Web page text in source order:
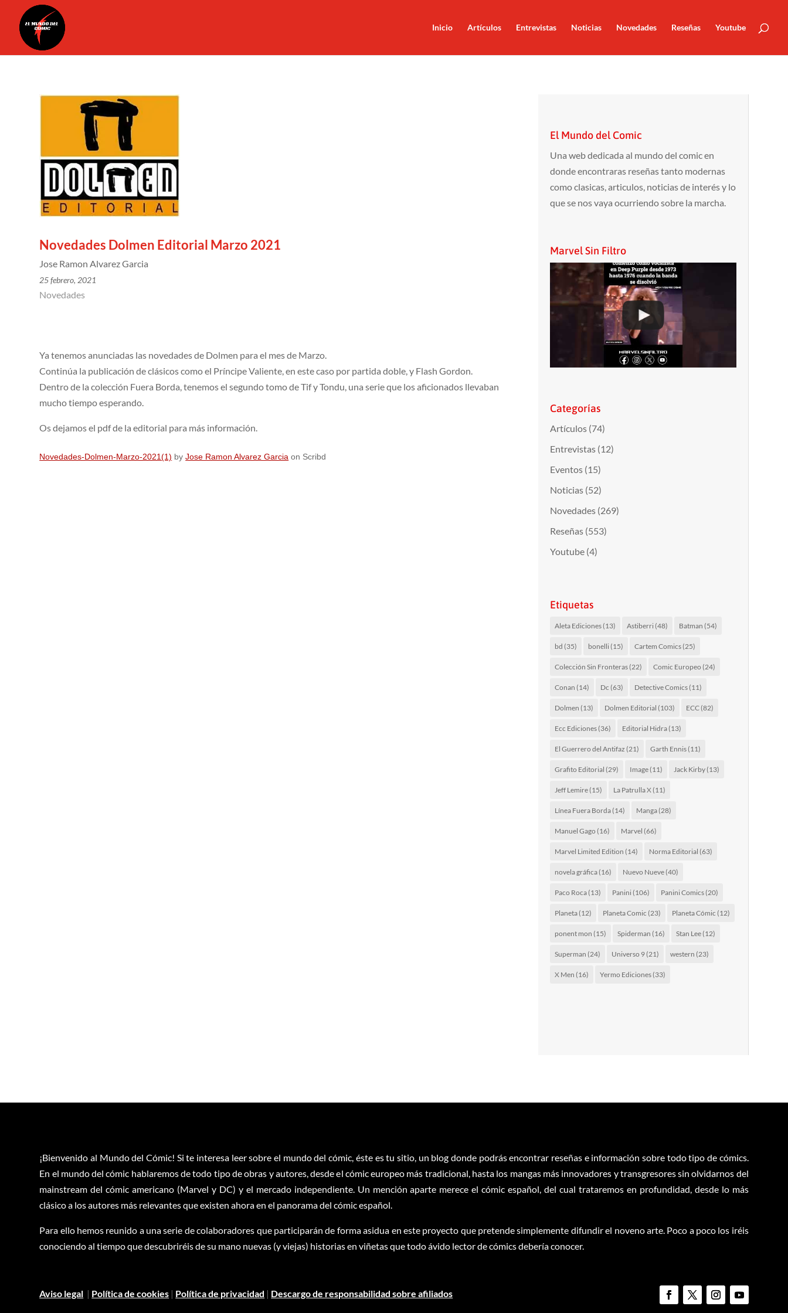
Inicio Artículos Entrevistas Noticias Novedades Reseñas Youtube
Novedades Dolmen Editorial Marzo 2021
Jose Ramon Alvarez Garcia
25 febrero, 2021
Novedades
Ya tenemos anunciadas las novedades de Dolmen para el mes de Marzo.
Continúa la publicación de clásicos como el Príncipe Valiente, en este caso por partida doble, y Flash Gordon.
Dentro de la colección Fuera Borda, tenemos el segundo tomo de Tif y Tondu, una serie que los aficionados llevaban
mucho tiempo esperando.
Os dejamos el pdf de la editorial para más información.
Novedades-Dolmen-Marzo-2021(1) byJose Ramon Alvarez Garcia on Scribd
El Mundo del Comic
Una web dedicada al mundo del comic en
donde encontraras reseñas tanto modernas
como clasicas, articulos, noticias de interés y lo
que se nos vaya ocurriendo sobre la marcha.
Marvel Sin Filtro
Categorías
Artículos(74)
Entrevistas(12)
Eventos(15)
Noticias(52)
Novedades(269)
Reseñas(553)
Youtube(4)
Etiquetas
Aleta Ediciones(13) Astiberri(48) Batman (54)
bd (35) bonelli(15) Cartem Comics(25)
Colección Sin Fronteras(22) Comic Europeo (24)
Conan (14) Dc (63) Detective Comics(11)
Dolmen (13) Dolmen Editorial (103) ECC(82)
Ecc Ediciones(36) Editorial Hidra(13)
El Guerrero del Antifaz (21) Garth Ennis(11)
Grafito Editorial (29) Image(11) Jack Kirby(13)
Jeff Lemire(15) La Patrulla X(11)
Línea Fuera Borda(14) Manga(28)
Manuel Gago (16) Marvel (66)
Marvel Limited Edition (14) Norma Editorial (63)
novela gráfica(16) Nuevo Nueve(40)
Paco Roca(13) Panini(106) Panini Comics(20)
Planeta(12) Planeta Comic (23) Planeta Cómic (12)
ponent mon (15) Spiderman (16) Stan Lee(12)
Superman (24) Universo 9(21) western (23)
X Men (16) Yermo Ediciones(33)
¡Bienvenido al Mundo del Cómic! Si te interesa leer sobre el mundo del cómic, éste es tu sitio, un blog donde podrás encontrar reseñas e información sobre todo tipo de cómics.
En el mundo del cómic hablaremos de todo tipo de obras y autores, desde el cómic europeo más tradicional, hasta los mangas más innovadores y transgresores sin olvidarnos del
mainstream del cómic americano (Marvel y DC) y el mercado independiente. Un mención aparte merece el cómic español, del cual trataremos en profundidad, desde lo más
clásico a los autores más relevantes que existen ahora en el panorama del cómic español.
Para ello hemos reunido a una serie de colaboradores que participarán de forma asidua en este proyecto que pretende simplemente difundir el noveno arte. Poco a poco los iréis
conociendo al tiempo que descubriréis de su mano nuevas (y viejas) historias en viñetas que todo ávido lector de cómics debería conocer.
Aviso legal | Política de cookies | Política de privacidad | Descargo de responsabilidad sobre afiliados